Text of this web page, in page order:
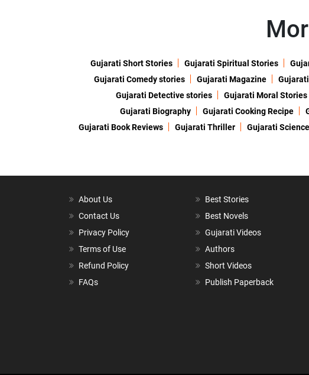
Gujarati Short Stories Gujarati Spiritual Stories
Gujarati Comedy stories
Gujarati Magazine
Gujarati Detective stories
Gujarati Moral Stories
Gujarati Biography
Gujarati Cooking Recipe
Gujarati Book Reviews
Gujarati Thriller Gujarati
About Us
Contact Us
Privacy Policy
Terms of Use
Refund Policy
FAQs
Best Stories
Best Novels
Gujarati Videos
Authors
Short Videos
Publish Paperback